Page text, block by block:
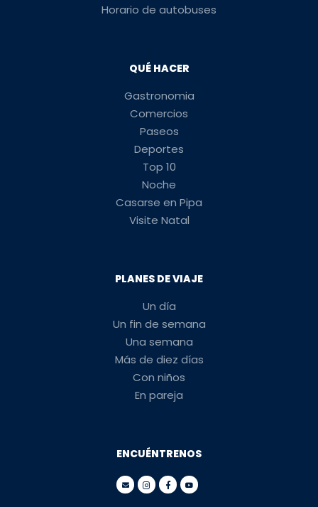
Horario de autobuses
QUÉ HACER
Gastronomia
Comercios
Paseos
Deportes
Top 10
Noche
Casarse en Pipa
Visite Natal
PLANES DE VIAJE
Un día
Un fin de semana
Una semana
Más de diez días
Con niños
En pareja
ENCUÉNTRENOS